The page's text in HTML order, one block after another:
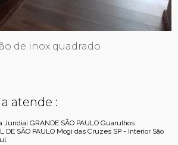
de inox quadrado
atende :
Jundiaí GRANDE SÃO PAULO Guarulhos
DE SÃO PAULO Mogi das Cruzes SP - Interior São